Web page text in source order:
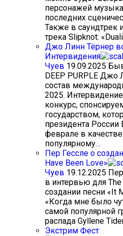
персонажей
последних
Также в саундтрек
трека Slipknot:
Джо Линн Тёрнер
Интервидения
Чуев 19.09.2025
DEEP PURPLE Джо
состав
2025.
конкурс,
государством,
президента
феврале в
популярному…
Пер Гессле о
Have Been Love»
Чуев 19.12.2025
в интервью для The
создании песни «It
«Когда мне было
самой популярной
распада Gyllene
Экстрим Фест